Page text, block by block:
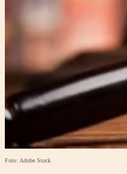
Foto: Adobe Stock